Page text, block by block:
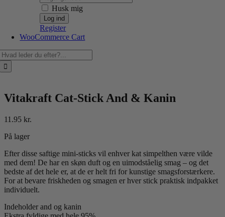
Husk mig
Register
WooCommerce Cart
Vitakraft Cat-Stick And & Kanin
11.95 kr.
På lager
Efter disse saftige mini-sticks vil enhver kat simpelthen være vilde
med dem! De har en skøn duft og en uimodståelig smag – og det
bedste af det hele er, at de er helt fri for kunstige smagsforstærkere.
For at bevare friskheden og smagen er hver stick praktisk indpakket
individuelt.
Indeholder and og kanin